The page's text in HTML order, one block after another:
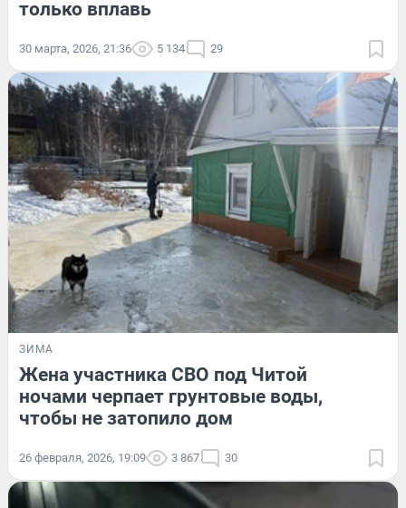
только вплавь
30 марта, 2026, 21:36 5 134 29
ЗИМА
Жена участника СВО под Читой
ночами черпает грунтовые воды,
чтобы не затопило дом
26 февраля, 2026, 19:09 3 867 30